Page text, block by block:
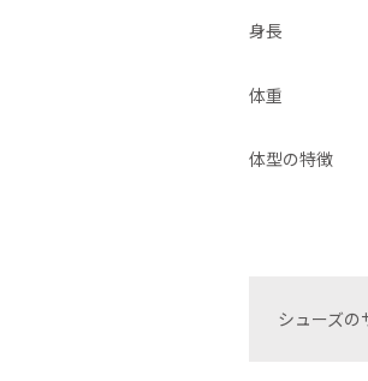
身長
体重
体型の特徴
シューズ